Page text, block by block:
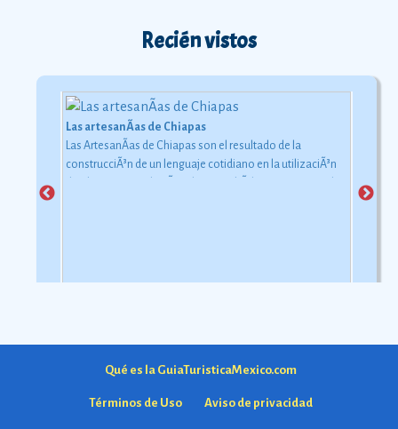
Recién vistos
Las artesanÃ­as de Chiapas
Las ArtesanÃ­as de Chiapas son el resultado de la
construcciÃ³n de un lenguaje cotidiano en la utilizaciÃ³n
Qué es la GuiaTuristicaMexico.com
Términos de Uso Aviso de privacidad